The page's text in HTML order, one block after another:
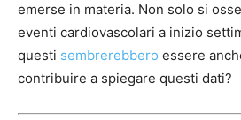
emerse in materia. Non solo si
eventi cardiovascolari a inizio
questi sembrerebbero essere
contribuire a spiegare questi dati?